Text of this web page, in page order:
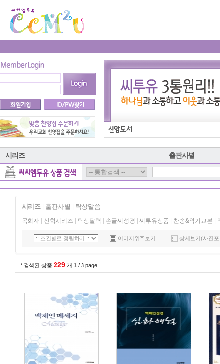
시리즈 출판사별
시리즈 출판사별 탁상말씀
목회자 신학시리즈 탁상달력 손글씨성경 씨투유상품 찬송&악기교본
이미지위주보기 상세보기(사진
* 검색된 상품 229 개 1 / 3 page